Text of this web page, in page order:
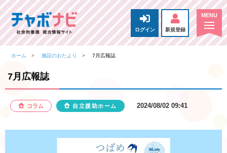
ログイン 新規登録
ホーム 施設のおたより 7月広報誌
7月広報誌
コラム 自立援助ホーム 2024/08/02 09:41